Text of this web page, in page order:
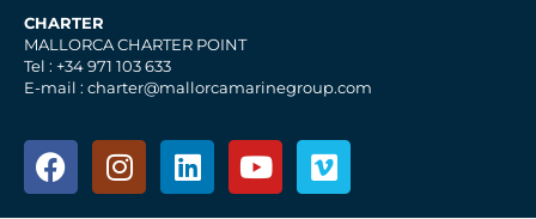
CHARTER
MALLORCA CHARTER POINT
Tel : +34 971 103 633
E-mail : charter@mallorcamarinegroup.com